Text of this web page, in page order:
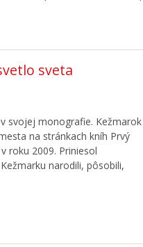
sveta
svojej monografie. Kežmarok
na stránkach kníh Prvý
roku 2009. Priniesol
narodili, pôsobili,